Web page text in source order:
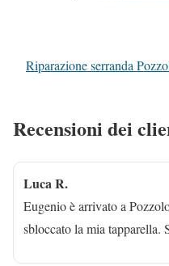
Riparazione serranda
Recensioni dei
Luca R.
Eugenio è arrivato a
sbloccato la mia tapparella.